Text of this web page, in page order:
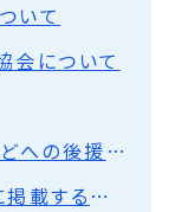
いて
会について
スポーツ大会、スポーツ行事などへの後援名義使用承認
新和産業アイスアリーナ室蘭に掲載する広告を募集しています